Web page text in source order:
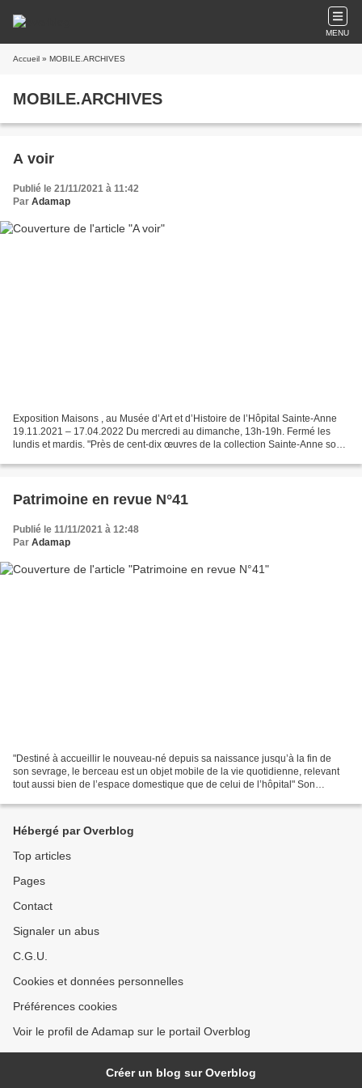
MENU
Accueil » MOBILE.ARCHIVES
MOBILE.ARCHIVES
A voir
Publié le 21/11/2021 à 11:42
Par Adamap
Exposition Maisons , au Musée d’Art et d’Histoire de l’Hôpital Sainte-Anne
19.11.2021 – 17.04.2022 Du mercredi au dimanche, 13h-19h. Fermé les
lundis et mardis. "Près de cent-dix œuvres de la collection Sainte-Anne sont
Patrimoine en revue N°41
Publié le 11/11/2021 à 12:48
Par Adamap
"Destiné à accueillir le nouveau-né depuis sa naissance jusqu’à la fin de
son sevrage, le berceau est un objet mobile de la vie quotidienne, relevant
tout aussi bien de l’espace domestique que de celui de l’hôpital" Son
Hébergé par Overblog
Top articles
Pages
Contact
Signaler un abus
C.G.U.
Cookies et données personnelles
Préférences cookies
Voir le profil de Adamap sur le portail Overblog
Créer un blog sur Overblog